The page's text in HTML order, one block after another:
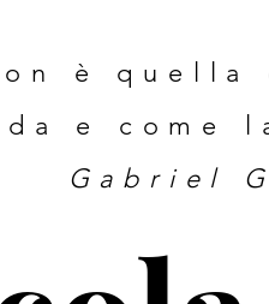
è quella
e come
Gabriel